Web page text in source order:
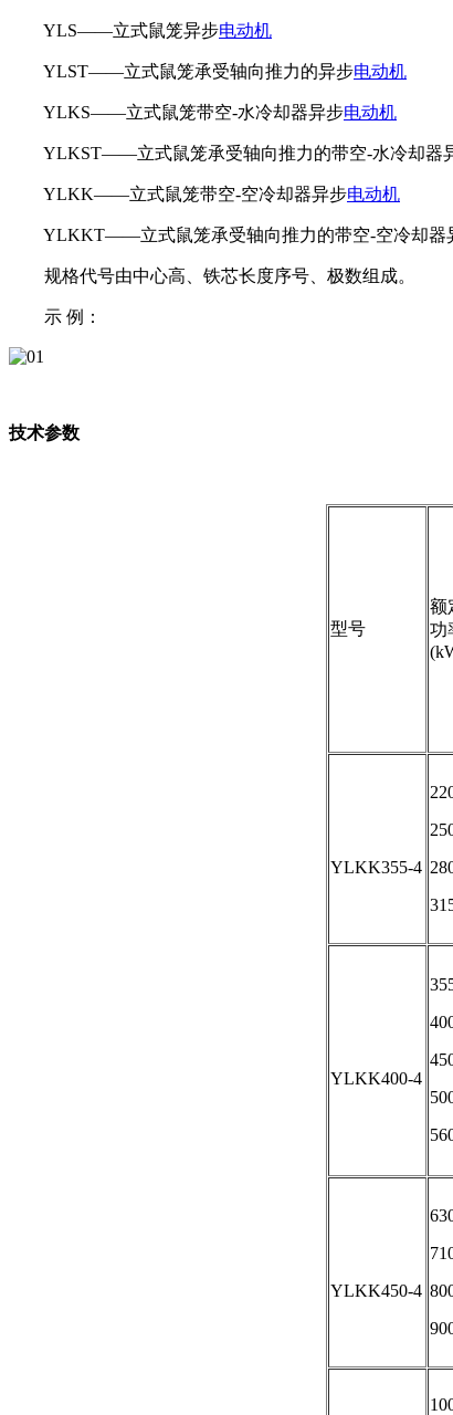
YLS——立式鼠笼异步电动机
YLST——立式鼠笼承受轴向推力的异步电动机
YLKS——立式鼠笼带空-水冷却器异步电动机
YLKST——立式鼠笼承受轴向推力的带空-水冷却器
YLKK——立式鼠笼带空-空冷却器异步电动机
YLKKT——立式鼠笼承受轴向推力的带空-空冷却器
规格代号由中心高、铁芯长度序号、极数组成。
示 例：
技术参数
型号
额
功
YLKK355-4
YLKK400-4
YLKK450-4